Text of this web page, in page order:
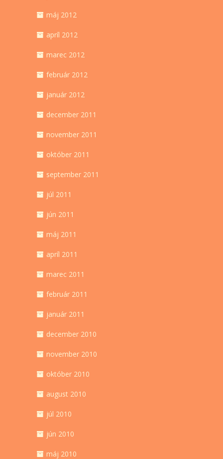
máj 2012
apríl 2012
marec 2012
február 2012
január 2012
december 2011
november 2011
október 2011
september 2011
júl 2011
jún 2011
máj 2011
apríl 2011
marec 2011
február 2011
január 2011
december 2010
november 2010
október 2010
august 2010
júl 2010
jún 2010
máj 2010